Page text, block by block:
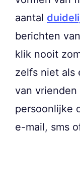
aantal
berichten
klik nooit
zelfs niet als
van
persoonlijke
e-mail, sms